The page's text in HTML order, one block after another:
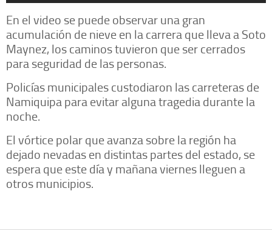
En el video se puede observar una gran
acumulación de nieve en la carrera que lleva a Soto
Maynez, los caminos tuvieron que ser cerrados
para seguridad de las personas.
Policías municipales custodiaron las carreteras de
Namiquipa para evitar alguna tragedia durante la
noche.
El vórtice polar que avanza sobre la región ha
dejado nevadas en distintas partes del estado, se
espera que este día y mañana viernes lleguen a
otros municipios.